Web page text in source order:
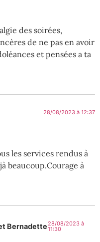
des soirées,
de ne pas en avoir
et pensées a ta
28/08/2023 à 12:37
les services rendus à
beaucoup.Courage à
Bernadette28/08/2023 à
11:30